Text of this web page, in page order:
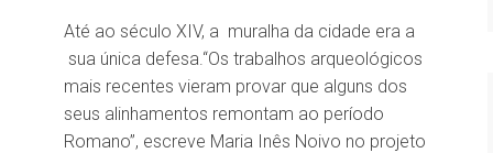
Até ao século XIV, a muralha da cidade era a
sua única defesa.“Os trabalhos arqueológicos
mais recentes vieram provar que alguns dos
seus alinhamentos remontam ao período
Romano”, escreve Maria Inês Noivo no projeto